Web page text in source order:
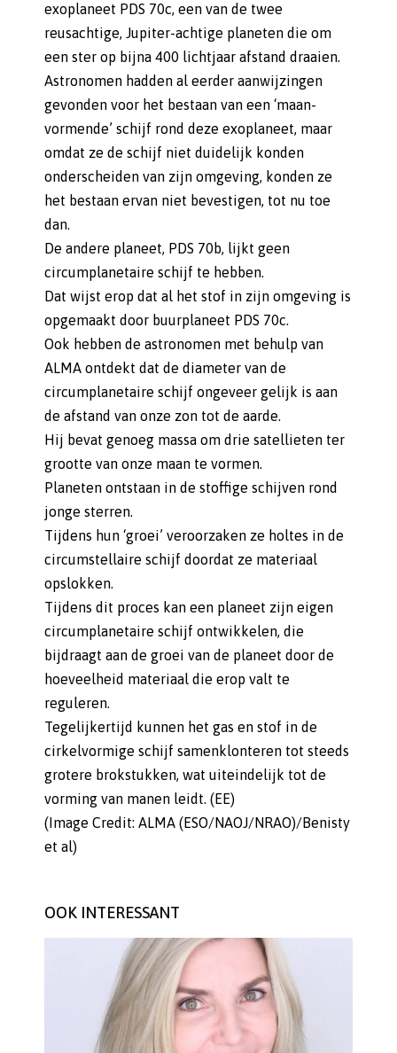
exoplaneet PDS 70c, een van de twee
reusachtige, Jupiter-achtige planeten die om
een ster op bijna 400 lichtjaar afstand draaien.
Astronomen hadden al eerder aanwijzingen
gevonden voor het bestaan van een ‘maan-
vormende’ schijf rond deze exoplaneet, maar
omdat ze de schijf niet duidelijk konden
onderscheiden van zijn omgeving, konden ze
het bestaan ervan niet bevestigen, tot nu toe
dan.
De andere planeet, PDS 70b, lijkt geen
circumplanetaire schijf te hebben.
Dat wijst erop dat al het stof in zijn omgeving is
opgemaakt door buurplaneet PDS 70c.
Ook hebben de astronomen met behulp van
ALMA ontdekt dat de diameter van de
circumplanetaire schijf ongeveer gelijk is aan
de afstand van onze zon tot de aarde.
Hij bevat genoeg massa om drie satellieten ter
grootte van onze maan te vormen.
Planeten ontstaan in de stoffige schijven rond
jonge sterren.
Tijdens hun ‘groei’ veroorzaken ze holtes in de
circumstellaire schijf doordat ze materiaal
opslokken.
Tijdens dit proces kan een planeet zijn eigen
circumplanetaire schijf ontwikkelen, die
bijdraagt ​​aan de groei van de planeet door de
hoeveelheid materiaal die erop valt te
reguleren.
Tegelijkertijd kunnen het gas en stof in de
cirkelvormige schijf samenklonteren tot steeds
grotere brokstukken, wat uiteindelijk tot de
vorming van manen leidt. (EE)
(Image Credit: ALMA (ESO/NAOJ/NRAO)/Benisty
et al)
OOK INTERESSANT